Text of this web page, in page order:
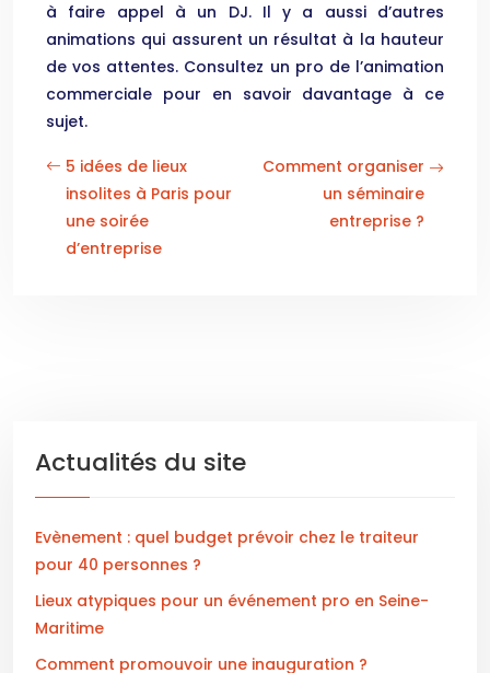
à faire appel à un DJ. Il y a aussi d’autres
animations qui assurent un résultat à la hauteur
de vos attentes. Consultez un pro de l’animation
commerciale pour en savoir davantage à ce
sujet.
5 idées de lieux
insolites à Paris pour
une soirée
d’entreprise
Comment organiser
un séminaire
entreprise ?
Actualités du site
Evènement : quel budget prévoir chez le traiteur
pour 40 personnes ?
Lieux atypiques pour un événement pro en Seine-
Maritime
Comment promouvoir une inauguration ?